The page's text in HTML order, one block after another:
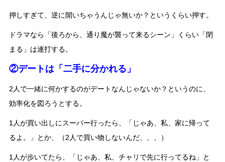
押しすぎて、逆に開いちゃうんじゃ無いか？というくらい押す。
ドラマなら「後ろから、通り魔が襲って来るシーン」くらい「閉
まる」は連打する。
②デートは「二手に分かれる」
2人で一緒に何かするのがデートなんじゃないか？というのに、
効率化を図ろうとする。
1人が買い出しにスーパー行ったら、「じゃあ、私、家に帰って
るよ。」とか、（2人で買い物しないんだ、、、）
1人が歩いてたら、「じゃあ、私、チャリで先に行ってるね」と